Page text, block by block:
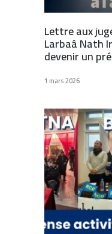
Lettre aux
Larbaâ Nath
devenir un
1 mars 2026